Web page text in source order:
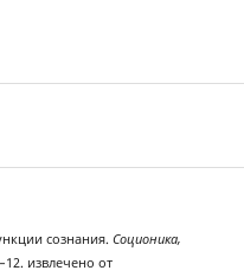
сознания. Соционика,
извлечено от